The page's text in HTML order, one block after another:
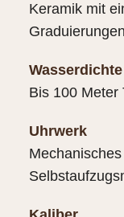
Keramik mit
Graduierungen
Wasserdichte
Bis 100 Meter
Uhrwerk